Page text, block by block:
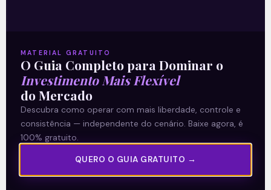
Sobre nós
Termos e Condições
Política de Privacidade
Explore
E Eu Com Isso?
MATERIAL GRATUITO
O Guia Completo para Dominar o
Investimento Mais Flexível
do Mercado
Descubra como operar com mais liberdade, controle e
consistência — independente do cenário. Baixe agora, é
100% gratuito.
QUERO O GUIA GRATUITO →